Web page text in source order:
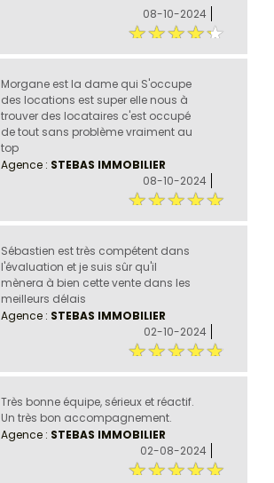
08-10-2024
Morgane est la dame qui S'occupe
des locations est super elle nous à
trouver des locataires c'est occupé
de tout sans problème vraiment au
top
Agence : STEBAS IMMOBILIER
08-10-2024
Sébastien est très compétent dans
l'évaluation et je suis sûr qu'il
mènera à bien cette vente dans les
meilleurs délais
Agence : STEBAS IMMOBILIER
02-10-2024
Très bonne équipe, sérieux et réactif.
Un très bon accompagnement.
Agence : STEBAS IMMOBILIER
02-08-2024